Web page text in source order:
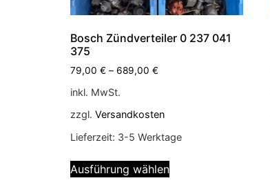
Bosch Zündverteiler 0 237 041
375
79,00 € – 689,00 €
inkl. MwSt.
zzgl. Versandkosten
Lieferzeit: 3-5 Werktage
Ausführung wählen